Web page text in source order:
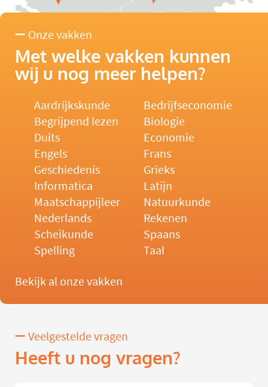
Onze vakken
Met welke vakken kunnen
wij u nog meer helpen?
Aardrijkskunde
Bedrijfseconomie
Begrijpend lezen
Biologie
Duits
Economie
Engels
Frans
Geschiedenis
Grieks
Informatica
Latijn
Maatschappijleer
Natuurkunde
Nederlands
Rekenen
Scheikunde
Spaans
Spelling
Taal
Bekijk al onze vakken
Veelgestelde vragen
Heeft u nog vragen?